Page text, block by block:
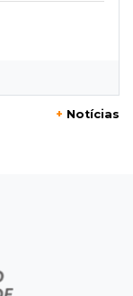
é com pôr
por bebê
+ Notícias